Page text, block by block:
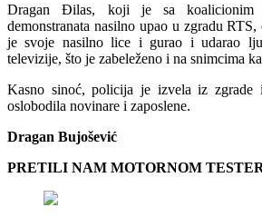
Dragan Đilas, koji je sa koalicionim
demonstranata nasilno upao u zgradu
je svoje nasilno lice i gurao i udarao
televizije, što je zabeleženo i na snimcima
Kasno sinoć, policija je izvela iz zgrade
oslobodila novinare i zaposlene.
Dragan Bujošević
PRETILI NAM MOTORNOM